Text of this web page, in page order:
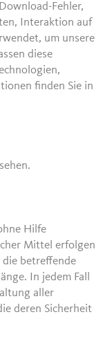
Fehler,
Interaktion auf
um unsere
diese
finden Sie in
Hilfe
Mittel erfolgen
die betreffende
In jedem Fall
aller
deren Sicherheit